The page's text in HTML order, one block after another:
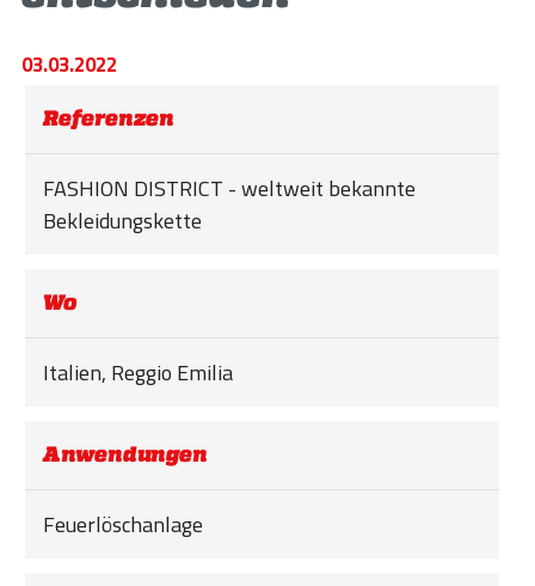
03.03.2022
Referenzen
FASHION DISTRICT - weltweit bekannte
Bekleidungskette
Wo
Italien, Reggio Emilia
Anwendungen
Feuerlöschanlage